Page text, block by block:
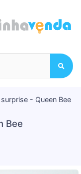
- Queen Bee
Bee